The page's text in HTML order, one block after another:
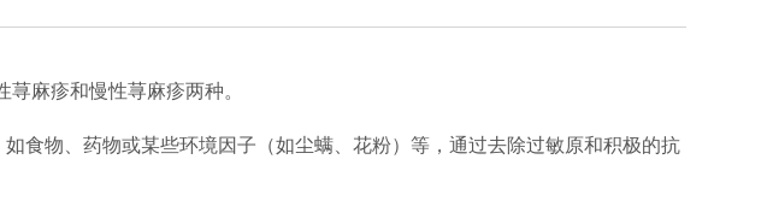
麻疹和慢性荨麻疹两种。
物、药物或某些环境因子（如尘螨、花粉）等，通过去除过敏原和积极的抗